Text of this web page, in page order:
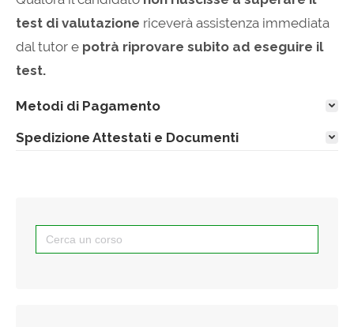
test di valutazione riceverà assistenza immediata
dal tutor e potrà riprovare subito ad eseguire il
test.
Metodi di Pagamento
Spedizione Attestati e Documenti
Search
for: